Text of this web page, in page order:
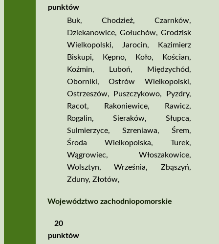
punktów
Buk, Chodzież, Czarnków,
Dziekanowice, Gołuchów, Grodzisk
Wielkopolski, Jarocin,
Kazimierz
Biskupi, Kępno, Koło, Kościan,
Koźmin, Luboń, Międzychód,
Oborniki,Ostrów Wielkopolski,
Ostrzeszów, Puszczykowo, Pyzdry,
Racot, Rakoniewice, Rawicz,
Rogalin, Sieraków, Słupca,
Sulmierzyce, Szreniawa, Śrem,
Środa Wielkopolska, Turek,
Wągrowiec, Włoszakowice,
Wolsztyn,Września, Zbąszyń,
Zduny, Złotów,
Województwo zachodniopomorskie
20
punktów